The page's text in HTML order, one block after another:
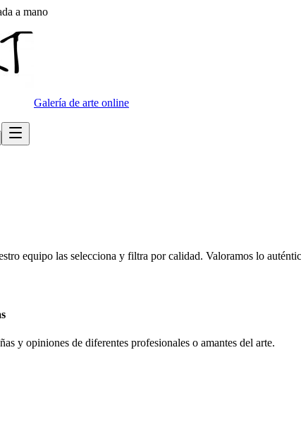
a mano
Galería de arte online
equipo las selecciona y filtra por calidad. Valoramos lo
y opiniones de diferentes profesionales o amantes del arte.